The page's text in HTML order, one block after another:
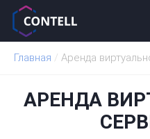
Главная / Аренда
АРЕНДА